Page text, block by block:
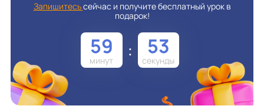
Запишитесьсейчас и получите бесплатный урок в
подарок!
59 : 52